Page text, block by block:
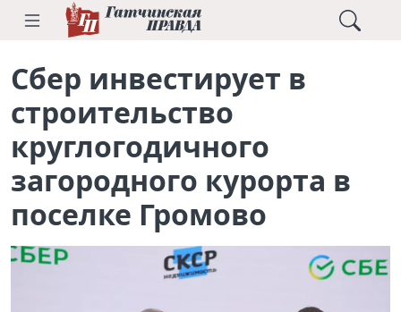
Сбер инвестирует в
строительство
круглогодичного
загородного курорта в
поселке Громово